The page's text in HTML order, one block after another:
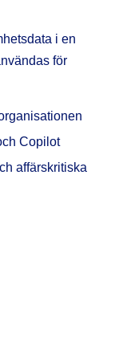
i en
för
Copilot
affärskritiska